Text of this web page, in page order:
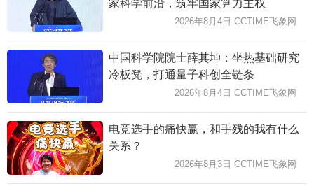
家科学前沿，筑牢国家算力主权
2026年8月4日 CCTIME飞象网
中国科学院院士薛其坤：坐热基础研究
冷板凳，打通量子科创全链条
2026年8月4日 CCTIME飞象网
电竞选手的痛快赢，和手残的我有什么
关系？
2026年8月3日 CCTIME飞象网